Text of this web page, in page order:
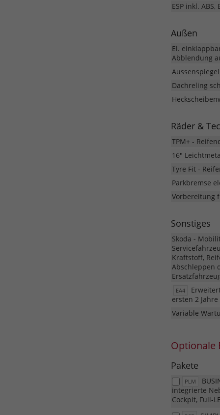
ESP inkl. ABS,
Außen
El.
Abblendung
Dachreling
Räder &
TPM+ -
16"
Tyre Fit -
Parkbremse
Vorbereitung
Sonstiges
Skoda -
Kraftstoff,
Abschleppen
EA4
ersten 2
Variable
Optionale
Pakete
PLM
integrierte
Cockpit, Full-